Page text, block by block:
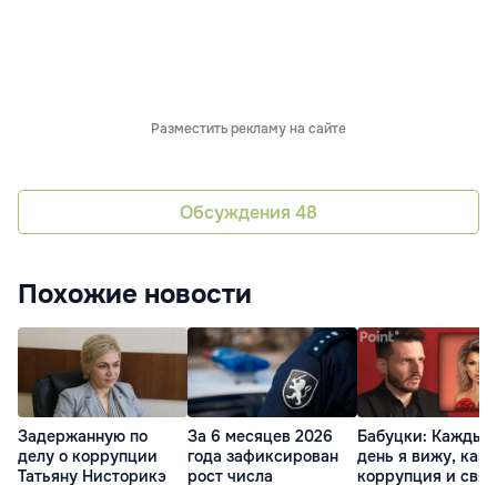
Разместить рекламу на сайте
Обсуждения 48
Похожие новости
Задержанную по
делу о коррупции
Татьяну Нисторикэ
За 6 месяцев 2026
года зафиксирован
рост числа
Бабуцки: Каждый
день я вижу, как
коррупция и